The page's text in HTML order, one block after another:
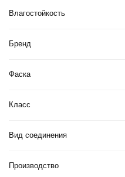
Влагостойкость
Бренд
Фаска
Класс
Вид соединения
Производство